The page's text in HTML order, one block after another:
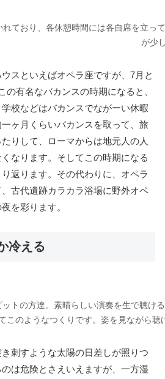
ており、各休憩時間には各自席を立っ
が少
スといえばオペラ座ですが、7月と
の有名なバカンスの時期になると、
校などはバカンスでながーい休暇
ヶ月くらいバカンスを取って、旅
りして、ローマからは地元人の人
なります。そしてこの時期になる
返ります。その代わりに、オペラ
古代遺跡カラカラ浴場に野外オペ
を彩ります。
冷える
トの方達。素晴らしい演奏を生で聴け
このようなつくりです。姿を見ながら
刺すような太陽の日差しが照りつ
は危険とさえいえますが、一方湿